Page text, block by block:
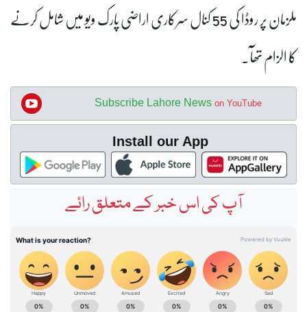
ملزمان پر روڈا کی 55 کنال سرکاری اراضی پارک ویو میں شامل کرنے
کا الزام تھآ۔
Subscribe Lahore News on YouTube
Install our App
آپ کی اس خبر کے متعلق رائے